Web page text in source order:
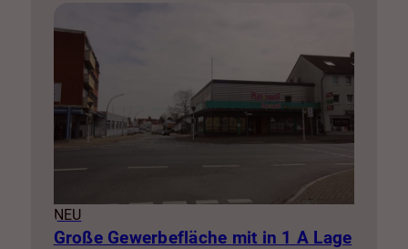
NEU
Große Gewerbefläche mit in 1 A Lage